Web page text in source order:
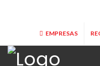
EMPRESAS